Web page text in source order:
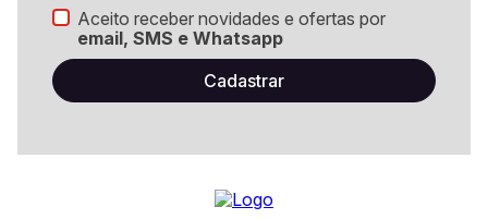
Aceito receber novidades e ofertas por
email, SMS e Whatsapp